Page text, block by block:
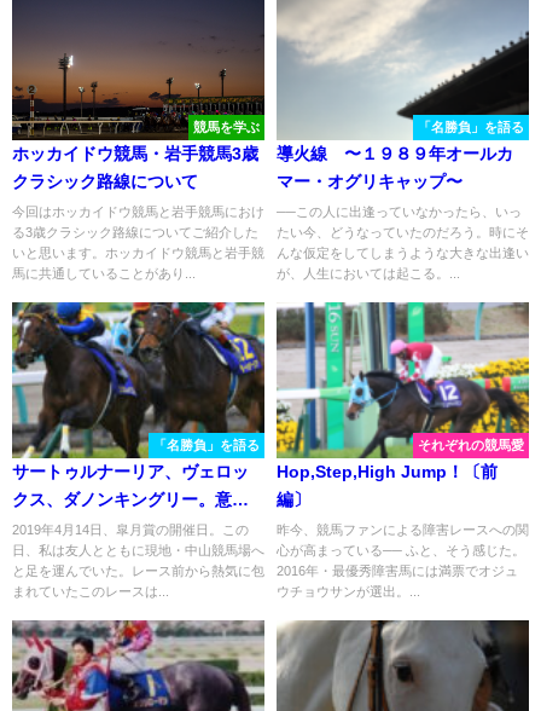
競馬を学ぶ
ホッカイドウ競馬・岩手競馬3歳
クラシック路線について
今回はホッカイドウ競馬と岩手競馬におけ
る3歳クラシック路線についてご紹介した
いと思います。ホッカイドウ競馬と岩手競
馬に共通していることがあり...
「名勝負」を語る
導火線 〜１９８９年オールカ
マー・オグリキャップ〜
──この人に出逢っていなかったら、いっ
たい今、どうなっていたのだろう。時にそ
んな仮定をしてしまうような大きな出逢い
が、人生においては起こる。...
「名勝負」を語る
サートゥルナーリア、ヴェロッ
クス、ダノンキングリー。意地
と意地がぶつかり合った、直
線、三つ巴の大熱戦 - 2019年・
皐月賞
2019年4月14日、皐月賞の開催日。この
日、私は友人とともに現地・中山競馬場へ
と足を運んでいた。レース前から熱気に包
まれていたこのレースは...
それぞれの競馬愛
Hop,Step,High Jump！〔前
編〕
昨今、競馬ファンによる障害レースへの関
心が高まっている── ふと、そう感じた。
2016年・最優秀障害馬には満票でオジュ
ウチョウサンが選出。...